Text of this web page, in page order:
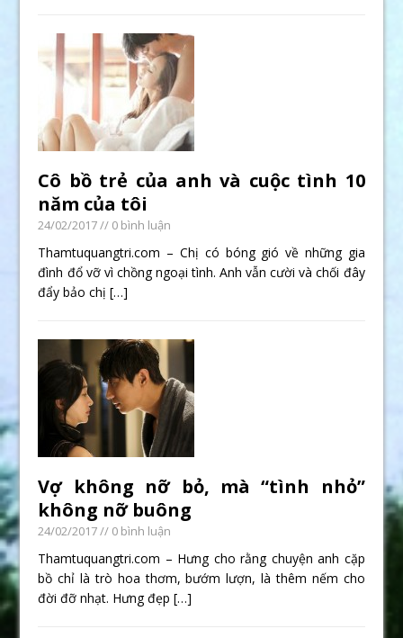
Cô bồ trẻ của anh và cuộc tình 10
năm của tôi
24/02/2017// 0 bình luận
Thamtuquangtri.com – Chị có bóng gió về những gia
đình đổ vỡ vì chồng ngoại tình. Anh vẫn cười và chối đây
đẩy bảo chị[…]
Vợ không nỡ bỏ, mà “tình nhỏ”
không nỡ buông
24/02/2017// 0 bình luận
Thamtuquangtri.com – Hưng cho rằng chuyện anh cặp
bồ chỉ là trò hoa thơm, bướm lượn, là thêm nếm cho
đời đỡ nhạt. Hưng đẹp[…]